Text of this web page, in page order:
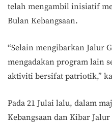
telah mengambil inisiatif
Bulan Kebangsaan.
“Selain mengibarkan Jalur
mengadakan program lain
aktiviti bersifat patriotik,”
Pada 21 Julai lalu, dalam
Kebangsaan dan Kibar